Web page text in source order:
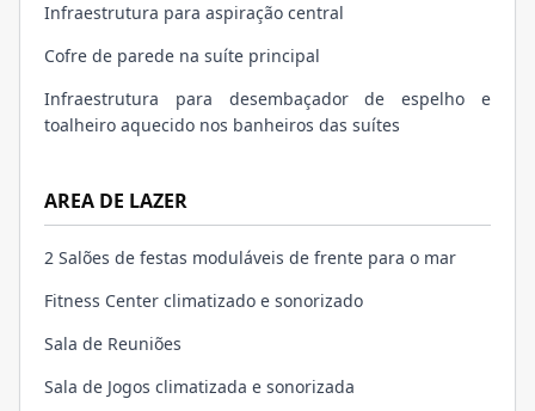
Infraestrutura para aspiração central
Cofre de parede na suíte principal
Infraestrutura para desembaçador de espelho e
toalheiro aquecido nos banheiros das suítes
AREA DE LAZER
2 Salões de festas moduláveis de frente para o mar
Fitness Center climatizado e sonorizado
Sala de Reuniões
Sala de Jogos climatizada e sonorizada